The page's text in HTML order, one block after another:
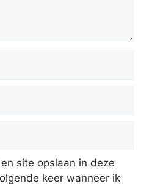
site opslaan in deze
keer wanneer ik